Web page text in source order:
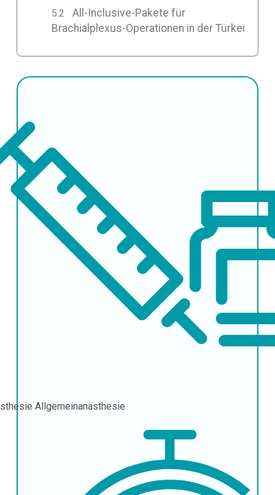
All-Inclusive-Pakete für
Brachialplexus-Operationen in der Türkei
Allgemeinanästhesie